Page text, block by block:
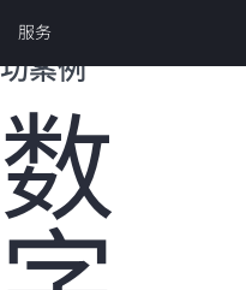
目
录服务
您的购物
HPE 客户成
功案例
数